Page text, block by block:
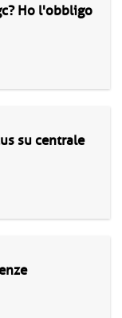
Ho l'obbligo
su centrale